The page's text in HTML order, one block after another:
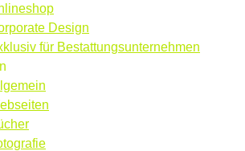
Design
für Bestattungsunternehmen